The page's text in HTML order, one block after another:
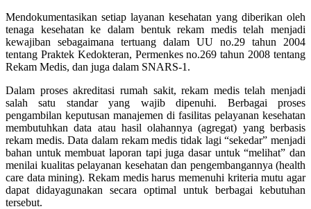
Mendokumentasikan setiap layanan kesehatan yang diberikan oleh
tenaga kesehatan ke dalam bentuk rekam medis telah menjadi
kewajiban sebagaimana tertuang dalam UU no.29 tahun 2004
tentang Praktek Kedokteran, Permenkes no.269 tahun 2008 tentang
Rekam Medis, dan juga dalam SNARS-1.
Dalam proses akreditasi rumah sakit, rekam medis telah menjadi
salah satu standar yang wajib dipenuhi. Berbagai proses
pengambilan keputusan manajemen di fasilitas pelayanan kesehatan
membutuhkan data atau hasil olahannya (agregat) yang berbasis
rekam medis. Data dalam rekam medis tidak lagi “sekedar” menjadi
bahan untuk membuat laporan tapi juga dasar untuk “melihat” dan
menilai kualitas pelayanan kesehatan dan pengembangannya (health
care data mining). Rekam medis harus memenuhi kriteria mutu agar
dapat didayagunakan secara optimal untuk berbagai kebutuhan
tersebut.